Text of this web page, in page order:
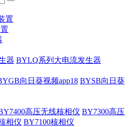
置
器 BYLQ系列大电流发生器
向日葵视频app18 BYSB向日葵
高压无线核相仪 BY7300高压
相仪 BY7100核相仪